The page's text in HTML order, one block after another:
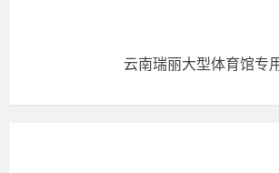
云南瑞丽大型体育馆专